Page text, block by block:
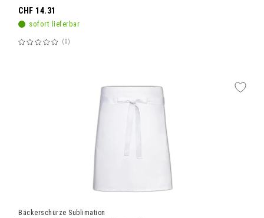
sofort lieferbar
Bewertung:
0
CHF 14.31
Bäckerschürze Sublimation